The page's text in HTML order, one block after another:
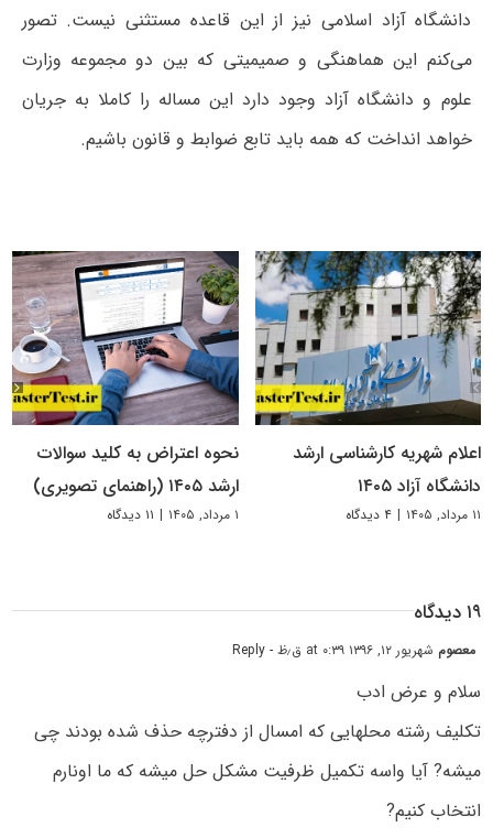
دانشگاه آزاد اسلامی نیز از این قاعده مستثنی نیست. تصور
می‌کنم این هماهنگی و صمیمیتی که بین دو مجموعه وزارت
علوم و دانشگاه آزاد وجود دارد این مساله را کاملا به جریان
خواهد انداخت که همه باید تابع ضوابط و قانون باشیم.
اعلام شهریه کارشناسی ارشد
دانشگاه آزاد ۱۴۰۵
۱۱ مرداد, ۱۴۰۵ | ۴ دیدگاه
نحوه اعتراض به کلید سوالات
ارشد ۱۴۰۵ (راهنمای تصویری)
۱ مرداد, ۱۴۰۵ | ۱۱ دیدگاه
۱۹ دیدگاه
معصوم شهریور ۱۲, ۱۳۹۶ at ۰:۳۹ ق٫ظ - Reply
سلام و عرض ادب
تکلیف رشته محلهایی که امسال از دفترچه حذف شده بودند چی
میشه? آیا واسه تکمیل ظرفیت مشکل حل میشه که ما اونارم
انتخاب کنیم?